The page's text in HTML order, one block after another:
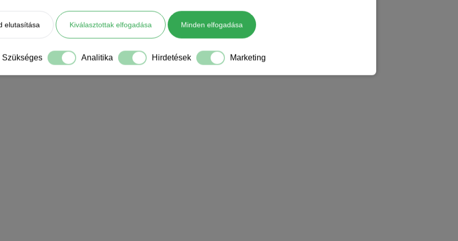
elutasítása Kiválasztottak elfogadása Minden elfogadása
Szükséges Analitika Hirdetések Marketing